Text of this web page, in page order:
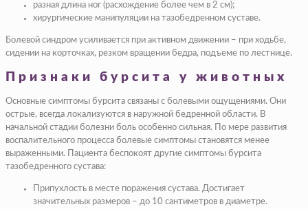
разная длина ног (расхождение более чем в 2 см);
хирургические манипуляции на тазобедренном суставе.
Болевой синдром усиливается при активном движении – при ходьбе,
сидении на корточках, резком вращении бедра, подъеме по лестнице.
Признаки бурсита у животных
Основные симптомы бурсита связаны с болевыми ощущениями. Они
острые, всегда локализуются в наружной бедренной области. В
начальной стадии болезни боль особенно сильная. По мере развития
воспалительного процесса болевые симптомы становятся менее
выраженными. Пациента беспокоят другие симптомы бурсита
тазобедренного сустава:
Припухлость в месте поражения сустава. Достигает
значительных размеров – до 10 сантиметров в диаметре.